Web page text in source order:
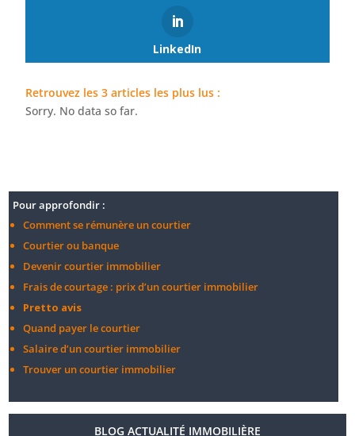
LinkedIn
Retrouvez les 3 articles les plus lus :
Sorry. No data so far.
Pour approfondir :
Comment se rémunère un courtier
Courtier ou banque
Devenir courtier immobilier
Frais de courtage : prix d’un courtier immobilier
Pretto avis
Quand payer le courtier
Salaire d’un courtier immobilier
Trouver un courtier immobilier
BLOG ACTUALITÉ IMMOBILIÈRE